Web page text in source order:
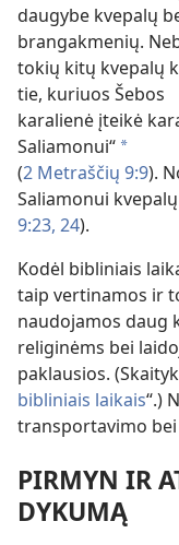
daugybe kvepalų
brangakmenių.
tokių kitų kvepalų
tie, kuriuos Šebos
karalienė įteikė
Saliamonui“ *
(2 Metraščių 9:9).
Saliamonui
9:23, 24).
Kodėl bibliniais
taip vertinamos ir
naudojamos daug
religinėms bei
paklausios.
bibliniais laikais“.)
transportavimo
PIRMYN IR
DYKUMĄ